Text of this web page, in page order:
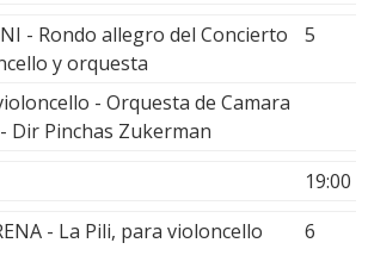
- Rondo allegro del Concierto
y orquesta
5
- Orquesta de Camara
Dir Pinchas Zukerman
19:00
- La Pili, para violoncello
6